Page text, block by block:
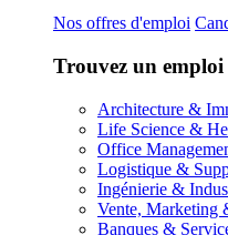
Nos offres d'emploi
Trouvez un
Architecture &
Life Science &
Office
Logistique &
Ingénierie &
Vente, Marketing
Banques &